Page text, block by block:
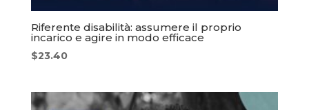
Riferente disabilità: assumere il proprio
incarico e agire in modo efficace
$23.40